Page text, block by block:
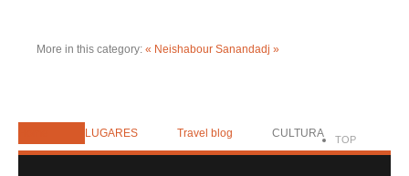
More in this category: « Neishabour Sanandadj »
LUGARES Travel blog CULTURA TOP